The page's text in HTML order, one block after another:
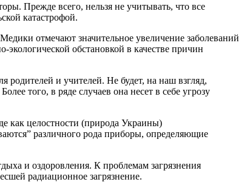
Прежде всего, нельзя не учитывать, что все
катастрофой.
отмечают значительное увеличение заболеваний
обстановкой в качестве причин
и учителей. Не будет, на наш взгляд,
того, в ряде случаев она несет в себе угрозу
как целостности (природа Украины)
различного рода приборы, определяющие
и оздоровления. К проблемам загрязнения
радиационное загрязнение.